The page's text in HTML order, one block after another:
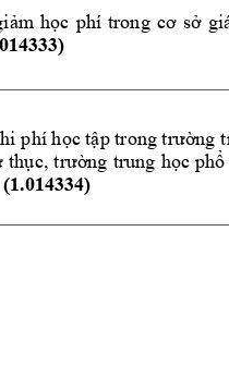
học phí trong cơ sở
phí học tập trong trường
thục, trường trung học phổ